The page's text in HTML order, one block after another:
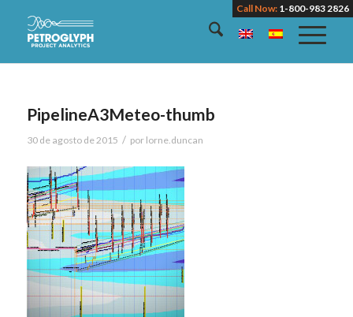
Call Now: 1-800-983 2826
PipelineA3Meteo-thumb
30 de agosto de 2015 / por lorne.duncan